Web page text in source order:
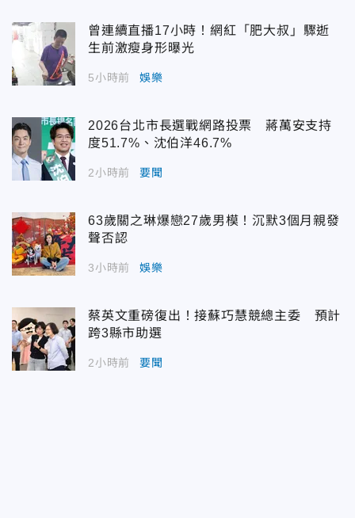
曾連續直播17小時！網紅「肥大叔」驟逝
生前激瘦身形曝光
5小時前 娛樂
2026台北市長選戰網路投票 蔣萬安支持
度51.7%、沈伯洋46.7%
2小時前 要聞
63歲關之琳爆戀27歲男模！沉默3個月親發
聲否認
3小時前 娛樂
蔡英文重磅復出！接蘇巧慧競總主委 預計
跨3縣市助選
2小時前 要聞